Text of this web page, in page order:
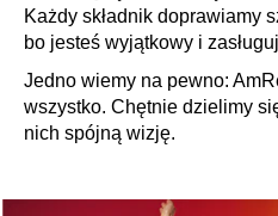
Każdy składnik doprawiamy
bo jesteś wyjątkowy i
Jedno wiemy na pewno:
wszystko. Chętnie dzielimy
nich spójną wizję.